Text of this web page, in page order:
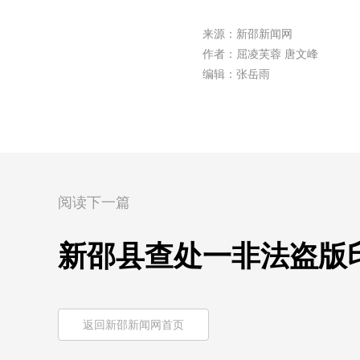
来源：新邵新闻网
作者：屈凌芙蓉 唐文峰
编辑：张岳雨
阅读下一篇
新邵县查处一非法盗版
返回新邵新闻网首页